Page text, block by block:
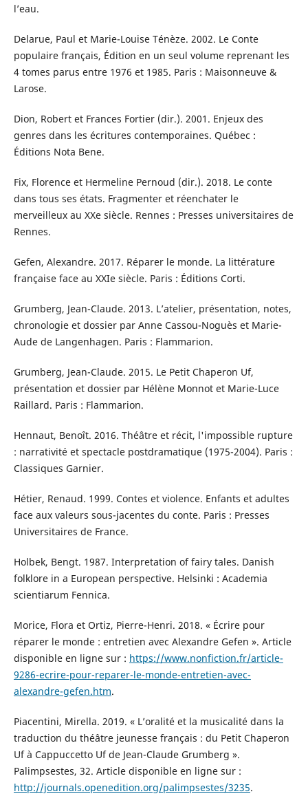
l’eau.
Delarue, Paul et Marie-Louise Ténèze. 2002. Le Conte
populaire français, Édition en un seul volume reprenant les
4 tomes parus entre 1976 et 1985. Paris : Maisonneuve &
Larose.
Dion, Robert et Frances Fortier (dir.). 2001. Enjeux des
genres dans les écritures contemporaines. Québec :
Éditions Nota Bene.
Fix, Florence et Hermeline Pernoud (dir.). 2018. Le conte
dans tous ses états. Fragmenter et réenchater le
merveilleux au XXe siècle. Rennes : Presses universitaires de
Rennes.
Gefen, Alexandre. 2017. Réparer le monde. La littérature
française face au XXIe siècle. Paris : Éditions Corti.
Grumberg, Jean-Claude. 2013. L’atelier, présentation, notes,
chronologie et dossier par Anne Cassou-Noguès et Marie-
Aude de Langenhagen. Paris : Flammarion.
Grumberg, Jean-Claude. 2015. Le Petit Chaperon Uf,
présentation et dossier par Hélène Monnot et Marie-Luce
Raillard. Paris : Flammarion.
Hennaut, Benoît. 2016. Théâtre et récit, l'impossible rupture
: narrativité et spectacle postdramatique (1975-2004). Paris :
Classiques Garnier.
Hétier, Renaud. 1999. Contes et violence. Enfants et adultes
face aux valeurs sous-jacentes du conte. Paris : Presses
Universitaires de France.
Holbek, Bengt. 1987. Interpretation of fairy tales. Danish
folklore in a European perspective. Helsinki : Academia
scientiarum Fennica.
Morice, Flora et Ortiz, Pierre-Henri. 2018. « Écrire pour
réparer le monde : entretien avec Alexandre Gefen ». Article
disponible en ligne sur : https://www.nonfiction.fr/article-
9286-ecrire-pour-reparer-le-monde-entretien-avec-
alexandre-gefen.htm.
Piacentini, Mirella. 2019. « L’oralité et la musicalité dans la
traduction du théâtre jeunesse français : du Petit Chaperon
Uf à Cappuccetto Uf de Jean-Claude Grumberg ».
Palimpsestes, 32. Article disponible en ligne sur :
http://journals.openedition.org/palimpsestes/3235.